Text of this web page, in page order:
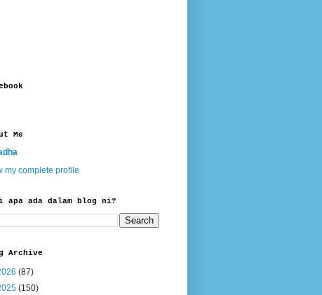
Me
my complete profile
apa ada dalam blog ni?
Archive
(87)
(150)